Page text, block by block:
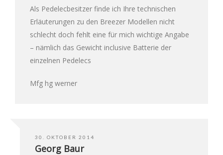
Als Pedelecbesitzer finde ich Ihre technischen
Erläuterungen zu den Breezer Modellen nicht
schlecht doch fehlt eine für mich wichtige Angabe
– nämlich das Gewicht inclusive Batterie der
einzelnen Pedelecs
Mfg hg werner
30. OKTOBER 2014
Georg Baur